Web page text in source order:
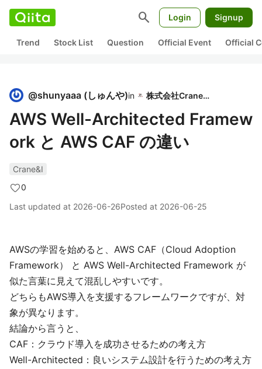
search Login Signup
Trend Stock List Question Official Event Official
@shunyaaa (しゅんや)in 株式会社Crane＆I
AWS Well-Architected Framew
ork と AWS CAF の違い
Crane&I
0
Last updated at 2026-06-26Posted at 2026-06-25
AWSの学習を始めると、AWS CAF（Cloud Adoption
Framework） と AWS Well-Architected Framework が
似た言葉に見えて混乱しやすいです。
どちらもAWS導入を支援するフレームワークですが、対
象が異なります。
結論から言うと、
CAF：クラウド導入を成功させるための考え方
Well-Architected：良いシステム設計を行うための考え方